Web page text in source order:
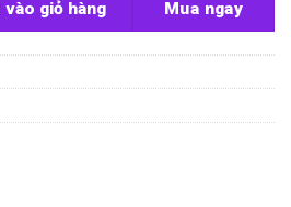
vào giỏ hàng Mua ngay